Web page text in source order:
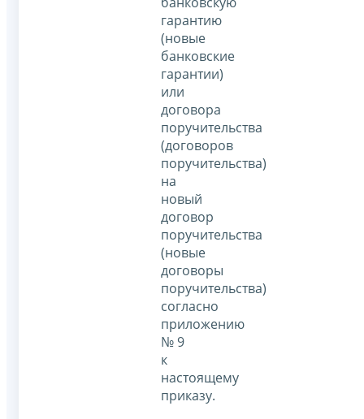
гарантию
(новые
банковские
гарантии)
или
договора
поручительства
(договоров
поручительства)
на
новый
договор
поручительства
(новые
договоры
поручительства)
согласно
приложению
№ 9
к
настоящему
приказу.